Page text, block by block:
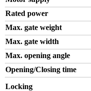
Rated power
Max. gate weight
Max. gate width
Max. opening angle
Opening/Closing time
Locking